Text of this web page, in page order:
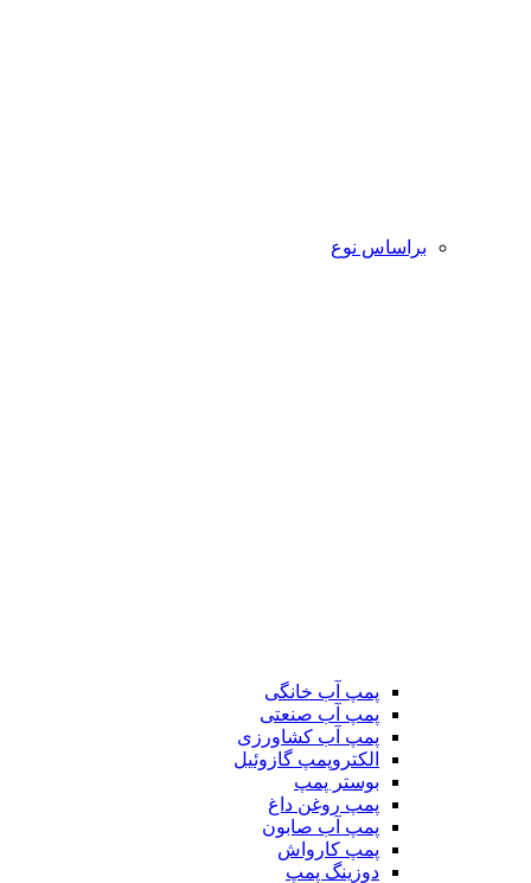
براساس نوع
پمپ آب خانگی
پمپ آب صنعتی
پمپ آب کشاورزی
الکتروپمپ گازوئیل
بوستر پمپ
پمپ روغن داغ
پمپ آب صابون
پمپ کارواش
دوزینگ پمپ